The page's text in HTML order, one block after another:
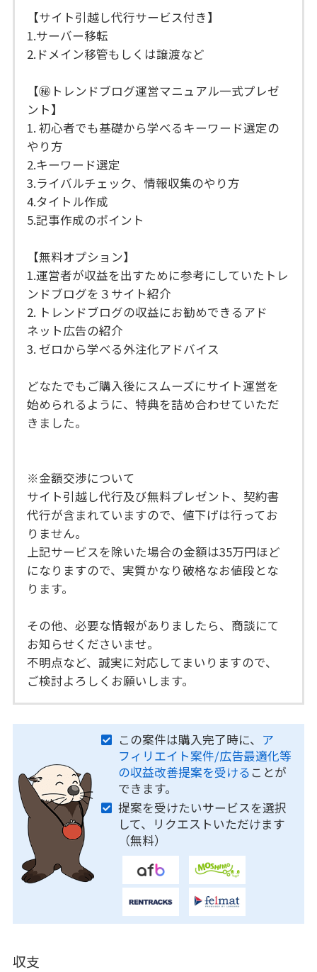
【サイト引越し代行サービス付き】
1.サーバー移転
2.ドメイン移管もしくは譲渡など
【㊙︎トレンドブログ運営マニュアル一式プレゼ
ント】
1. 初心者でも基礎から学べるキーワード選定の
やり方
2.キーワード選定
3.ライバルチェック、情報収集のやり方
4.タイトル作成
5.記事作成のポイント
【無料オプション】
1.運営者が収益を出すために参考にしていたトレ
ンドブログを３サイト紹介
2. トレンドブログの収益にお勧めできるアド
ネット広告の紹介
3. ゼロから学べる外注化アドバイス
どなたでもご購入後にスムーズにサイト運営を
始められるように、特典を詰め合わせていただ
きました。
※金額交渉について
サイト引越し代行及び無料プレゼント、契約書
代行が含まれていますので、値下げは行ってお
りません。
上記サービスを除いた場合の金額は35万円ほど
になりますので、実質かなり破格なお値段とな
ります。
その他、必要な情報がありましたら、商談にて
お知らせくださいませ。
不明点など、誠実に対応してまいりますので、
ご検討よろしくお願いします。
この案件は購入完了時に、 ア
フィリエイト案件/広告最適化等
の収益改善提案を受ける ことが
できます。
提案を受けたいサービスを選択
して、リクエストいただけます
（無料）
収支